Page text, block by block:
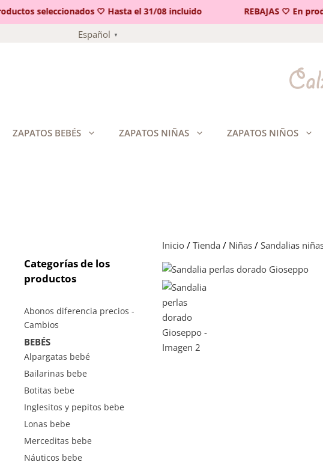
seleccionados 🤍 Hasta el 31/08 incluido REBAJAS 🤍 En
Español ▼
ZAPATOS BEBÉS ZAPATOS NIÑAS ZAPATOS NIÑOS
Inicio/ Tienda / Niñas/ Sandalias
Categorías de los
productos
Abonos diferencia precios -
Cambios
BEBÉS
Alpargatas bebé
Bailarinas bebe
Botitas bebe
Inglesitos y pepitos bebe
Lonas bebe
Merceditas bebe
Náuticos bebe